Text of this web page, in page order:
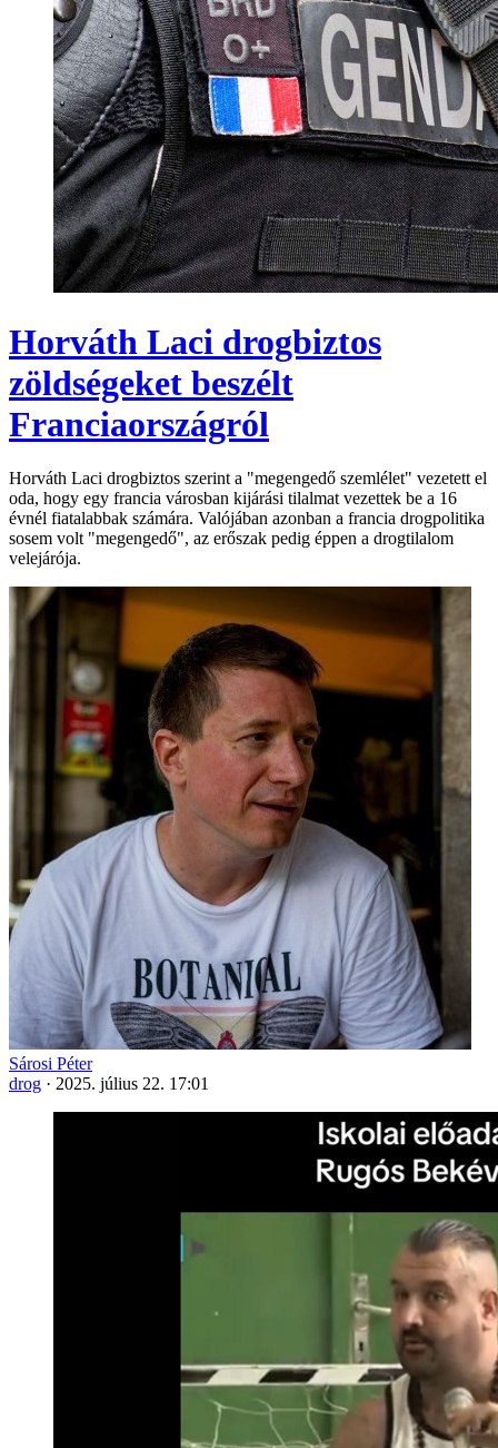
Horváth Laci drogbiztos
zöldségeket beszélt
Franciaországról
Horváth Laci drogbiztos szerint a "megengedő szemlélet" vezetett el
oda, hogy egy francia városban kijárási tilalmat vezettek be a 16
évnél fiatalabbak számára. Valójában azonban a francia drogpolitika
sosem volt "megengedő", az erőszak pedig éppen a drogtilalom
velejárója.
Sárosi Péter
drog · 2025. július 22. 17:01